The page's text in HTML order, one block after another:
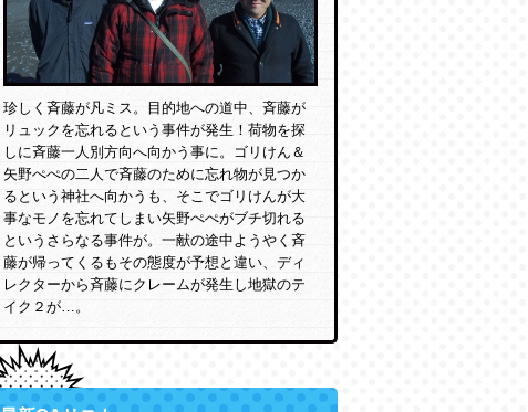
珍しく斉藤が凡ミス。目的地への道中、斉藤が
リュックを忘れるという事件が発生！荷物を探
しに斉藤一人別方向へ向かう事に。ゴリけん＆
矢野ぺぺの二人で斉藤のために忘れ物が見つか
るという神社へ向かうも、そこでゴリけんが大
事なモノを忘れてしまい矢野ぺぺがブチ切れる
というさらなる事件が。一献の途中ようやく斉
藤が帰ってくるもその態度が予想と違い、ディ
レクターから斉藤にクレームが発生し地獄のテ
イク２が…。